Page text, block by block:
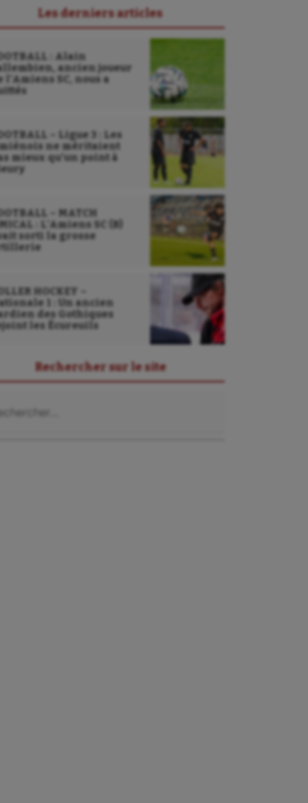
Les derniers articles
: Alain
ancien joueur
l’Amiens SC, nous a
– Ligue 3 : Les
ne méritaient
mieux qu’un point à
– MATCH
: L’Amiens SC (B)
sorti la grosse
HOCKEY –
1 : Un ancien
des Gothiques
les Écureuils
Rechercher sur le site